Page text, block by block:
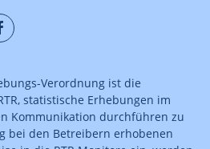
Verordnung ist die
statistische Erhebungen im
Kommunikation durchführen zu
bei den Betreibern erhobenen